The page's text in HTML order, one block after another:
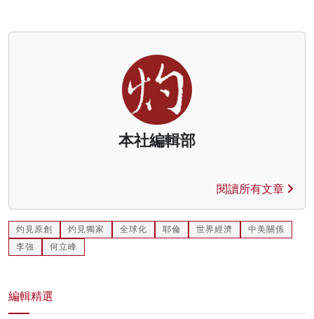
本社編輯部
閱讀所有文章
灼見原創 灼見獨家 全球化 耶倫 世界經濟
中美關係
李強
何立峰
編輯精選